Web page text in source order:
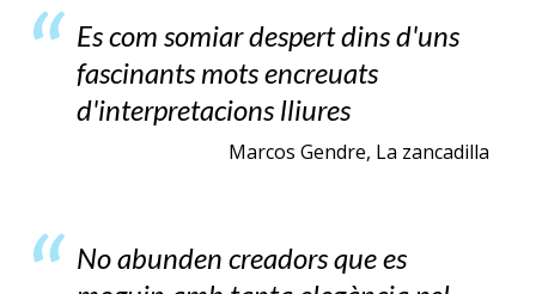
Es com somiar despert dins d'uns
fascinants mots encreuats
d'interpretacions lliures
Marcos Gendre, La zancadilla
No abunden creadors que es